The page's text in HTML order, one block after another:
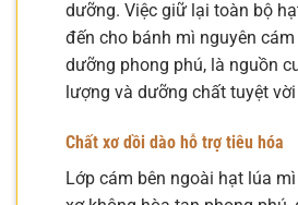
dưỡng. Việc giữ lại toàn bộ
đến cho bánh mì nguyên
dưỡng phong phú, là nguồn
lượng và dưỡng chất tuyệt
Chất xơ dồi dào hỗ trợ tiêu hóa
Lớp cám bên ngoài hạt lúa